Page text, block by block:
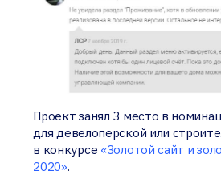
Проект занял 3 место в
для девелоперской или
в конкурсе «Золотой сайт и
2020».